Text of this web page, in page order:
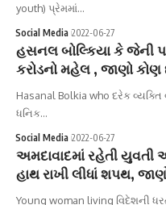
youth) પ્રેમમાં…
Social Media 2022-06-27
હસનલ બોલ્કિયા કે જેની
કરોડનો મહેલ , જાણો
Hasanal Bolkia who દરેક વ્યક્તિ
ધનિક…
Social Media 2022-06-27
અમદાવાદમાં રહેતી
હાથ રાખી લીધાં શપથ,
Young woman living વિદેશની